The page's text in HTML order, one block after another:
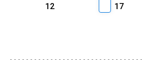
12
17